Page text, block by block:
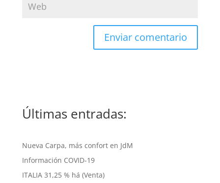
Últimas entradas:
Nueva Carpa, más confort en JdM
Información COVID-19
ITALIA 31,25 % há (Venta)